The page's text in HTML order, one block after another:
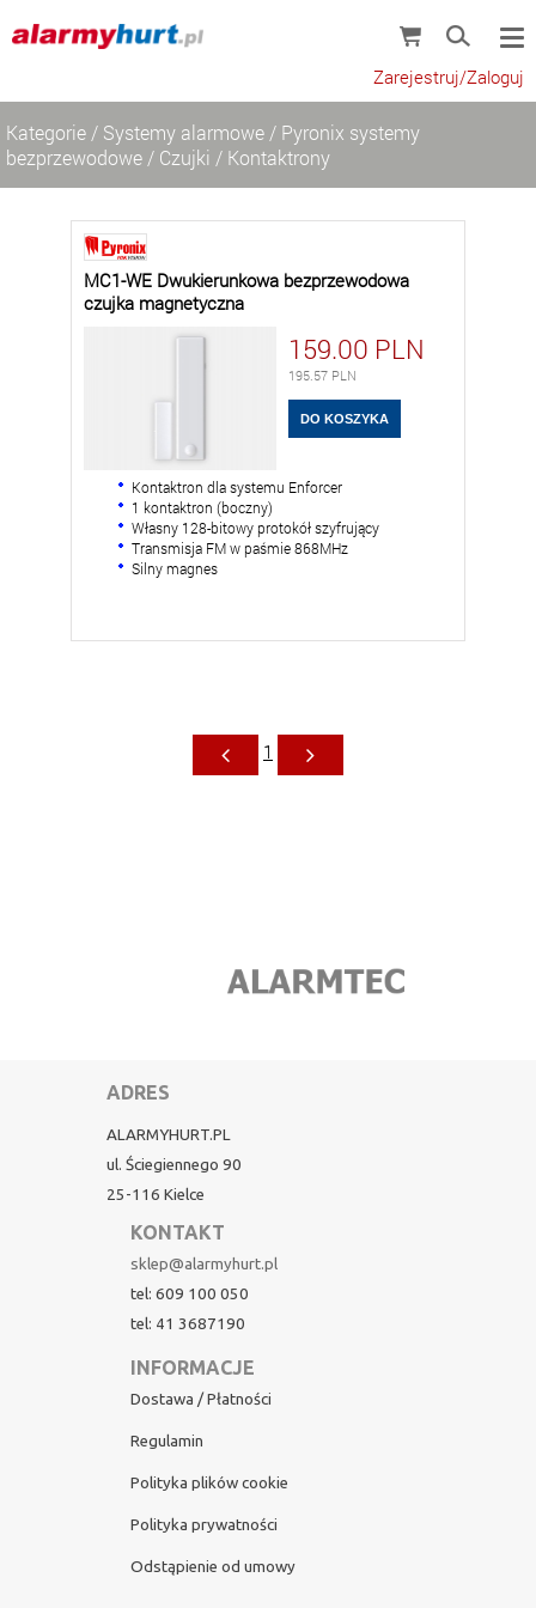
Zarejestruj/Zaloguj
Kategorie / Systemy alarmowe / Pyronix systemy
bezprzewodowe / Czujki / Kontaktrony
MC1-WE Dwukierunkowa bezprzewodowa
czujka magnetyczna
159.00 PLN
195.57 PLN
Kontaktron dla systemu Enforcer
1 kontaktron (boczny)
Własny 128-bitowy protokół szyfrujący
Transmisja FM w paśmie 868MHz
Silny magnes
1
ADRES
ALARMYHURT.PL
ul. Ściegiennego 90
25-116 Kielce
KONTAKT
sklep@alarmyhurt.pl
tel: 609 100 050
tel: 41 3687190
INFORMACJE
Dostawa / Płatności
Regulamin
Polityka plików cookie
Polityka prywatności
Odstąpienie od umowy